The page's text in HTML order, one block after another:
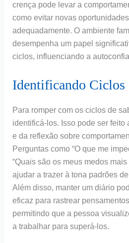
crença pode levar a
como evitar novas
adequadamente. O ambiente
desempenha um papel
ciclos, influenciando a
Identificando Ciclos
Para romper com os ciclos de
identificá-los. Isso pode ser feito
e da reflexão sobre
Perguntas como “O que me
“Quais são os meus medos
ajudar a trazer à tona padrões
Além disso, manter um diário
eficaz para rastrear
permitindo que a pessoa
a trabalhar para superá-los.